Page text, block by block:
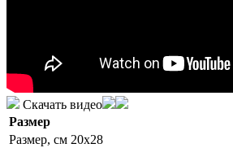
Скачать видео
Размер
Размер, см 20x28